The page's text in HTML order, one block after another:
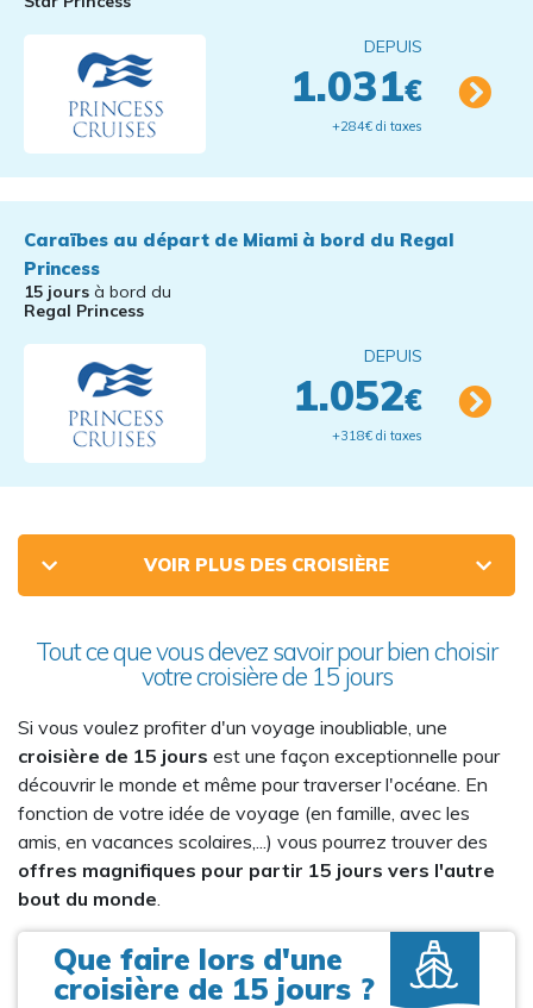
DEPUIS
1.031€
+284€ di taxes
Caraïbes au départ de Miami à bord du Regal
Princess
15 jours à bord du
Regal Princess
DEPUIS
1.052€
+318€ di taxes
VOIR PLUS DES CROISIÈRE
Tout ce que vous devez savoir pour bien choisir
votre croisière de 15 jours
Si vous voulez profiter d'un voyage inoubliable, une
croisière de 15 jours est une façon exceptionnelle pour
découvrir le monde et même pour traverser l'océane. En
fonction de votre idée de voyage (en famille, avec les
amis, en vacances scolaires,...) vous pourrez trouver des
offres magnifiques pour partir 15 jours vers l'autre
bout du monde.
Que faire lors d'une
croisière de 15 jours ?